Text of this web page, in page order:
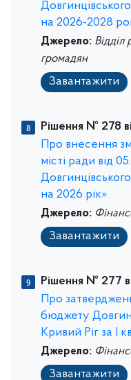
на 2026-2028
Джерело: Відділ
громадян
Завантажити
Рішення № 278
Про внесення
місті ради від
на 2026 рік»
Джерело:
Завантажити
Рішення № 277
Про
бюджету
Кривий Ріг за І
Джерело:
Завантажити